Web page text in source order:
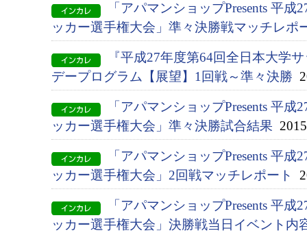
「アパマンショップPresents 平
ッカー選手権大会」準々決勝戦マッチレポ
『平成27年度第64回全日本大学
デープログラム【展望】1回戦～準々決勝
「アパマンショップPresents 平
ッカー選手権大会」準々決勝試合結果
「アパマンショップPresents 平
ッカー選手権大会」2回戦マッチレポート
「アパマンショップPresents 平
ッカー選手権大会」決勝戦当日イベント内